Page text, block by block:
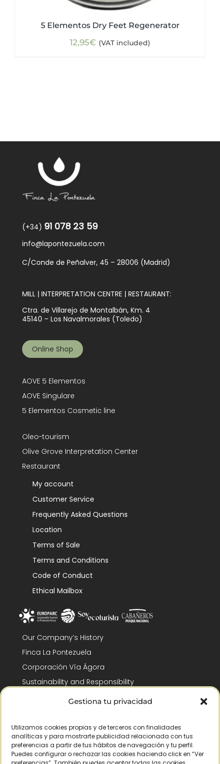
Gestiona tu privacidad
Utilizamos cookies propias y de terceros con finalidades
analíticas y para mostrarte publicidad relacionada con tus
preferencias a partir de tus hábitos de navegación y tu perfil.
Puedes configurar o rechazar las cookies haciendo click en “Ver
5 Elementos Dry Feet Regenerator
12,95€ (VAT included)
(+34) 91 078 23 59
info@lapontezuela.com
C/Conde de Peñalver, 45 – 28006 (Madrid)
MILL | INTERPRETATION CENTRE | RESTAURANT:
Ctra. de Villarejo de Montalbán, Km. 4
45140 – Los Navalmorales (Toledo)
Online Shop
AOVE 5 Elementos
AOVE Singulare
5 Elementos Cosmetic line
Oleo-tourism
Olive Grove Interpretation Center
Restaurant
My account
Customer Service
Frequently Asked Questions
Location
Terms of Sale
Terms and Conditions
Code of Conduct
Ethical Mailbox
Our Company’s History
Finca La Pontezuela
Corporación Vía Ágora
Sustainability and Responsibility
CSR and Fundación Gómez-Pintado
Recognitions